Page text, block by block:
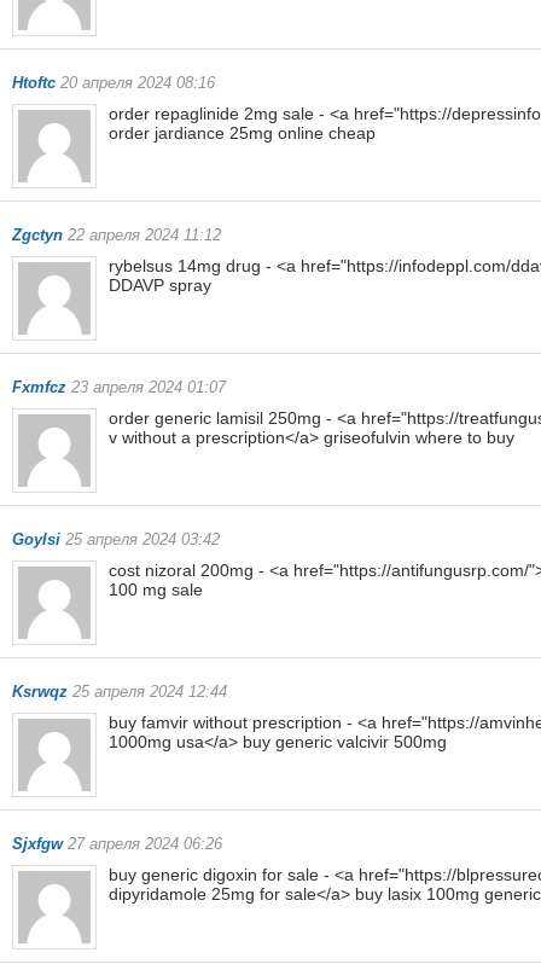
Htoftc 20 апреля 2024 08:16
order repaglinide 2mg sale - <a href="https://
order jardiance 25mg online cheap
Zgctyn 22 апреля 2024 11:12
rybelsus 14mg drug - <a href="https://infodeppl.com/
DDAVP spray
Fxmfcz 23 апреля 2024 01:07
order generic lamisil 250mg - <a href="https://
v without a prescription</a> griseofulvin where to buy
Goylsi 25 апреля 2024 03:42
cost nizoral 200mg - <a href="https://antifungusrp.com/
100 mg sale
Ksrwqz 25 апреля 2024 12:44
buy famvir without prescription - <a href="https://
1000mg usa</a> buy generic valcivir 500mg
Sjxfgw27 апреля 2024 06:26
buy generic digoxin for sale - <a href="https://
dipyridamole 25mg for sale</a> buy lasix 100mg generic